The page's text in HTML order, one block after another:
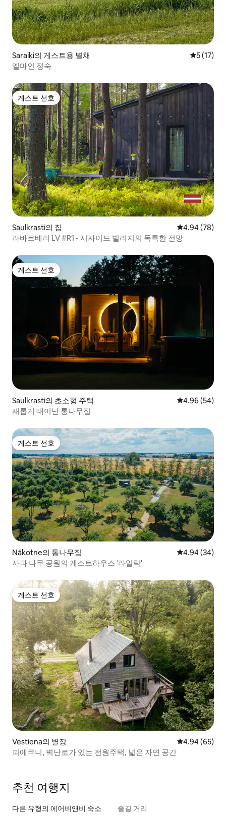
Saraiķi의 게스트용 별채 평점 5점
5 (17)
엘마인 정숙
게스트 선호
게스트 선호
Saulkrasti의 집 평점 4.94점(5
4.94 (78)
라바르베리 LV #R1 - 시사이드 빌리지의 독특한 전망
게스트 선호
게스트 선호
Saulkrasti의 초소형 주택 평점 4.96점(5
4.96 (54)
새롭게 태어난 통나무집
게스트 선호
게스트 선호
Nākotne의 통나무집 평점 4.94점(5
4.94 (34)
사과 나무 공원의 게스트하우스 '라일락'
게스트 선호
게스트 선호
Vestiena의 별장 평점 4.94점(5
4.94 (65)
피에쿠니, 벽난로가 있는 전원주택, 넓은 자연 공간
추천 여행지
다른 유형의 에어비앤비 숙소 즐길 거리